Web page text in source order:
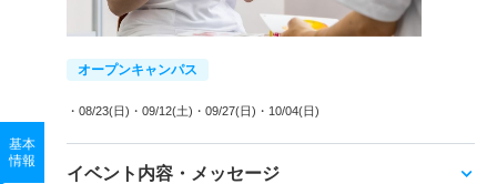
基本
情報
オープンキャンパス
・08/23(日) ・09/12(土) ・09/27(日) ・10/04(日)
イベント内容・メッセージ